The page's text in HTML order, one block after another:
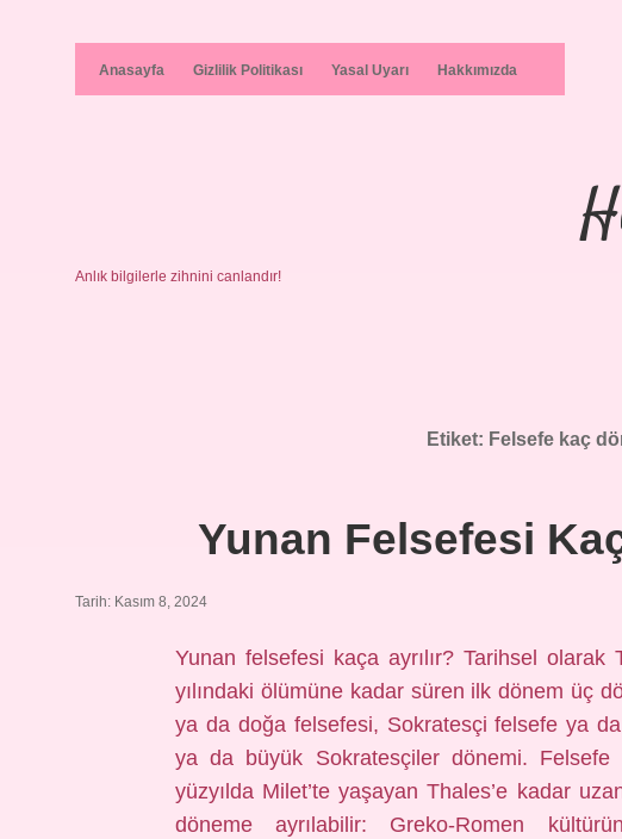
Anasayfa Gizlilik Politikası Yasal Uyarı Hakkımızda
Anlık bilgilerle zihnini canlandır!
Etiket: Felsefe kaç
Yunan Felsefesi
Tarih: Kasım 8, 2024
Yunan felsefesi kaça ayrılır? Tarihsel olarak
yılındaki ölümüne kadar süren ilk dönem üç
ya da doğa felsefesi, Sokratesçi felsefe ya
ya da büyük Sokratesçiler dönemi. Felsefe
yüzyılda Milet’te yaşayan Thales’e kadar
döneme ayrılabilir: Greko-Romen